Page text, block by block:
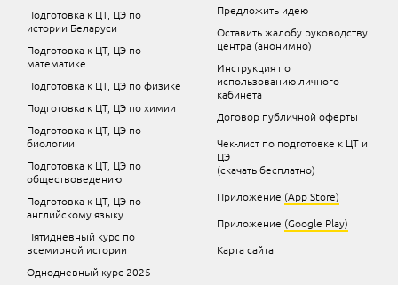
Подготовка к ЦТ, ЦЭ по
истории Беларуси
Подготовка к ЦТ, ЦЭ по
математике
Подготовка к ЦТ, ЦЭ по физике
Подготовка к ЦТ, ЦЭ по химии
Подготовка к ЦТ, ЦЭ по
биологии
Подготовка к ЦТ, ЦЭ по
обществоведению
Подготовка к ЦТ, ЦЭ по
английскому языку
Пятидневный курс по
всемирной истории
Однодневный курс 2025
Предложить идею
Оставить жалобу руководству
центра (анонимно)
Инструкция по
использованию личного
кабинета
Договор публичной оферты
Чек-лист по подготовке к ЦТ и
ЦЭ
(скачать бесплатно)
Приложение (App Store)
Приложение (Google Play)
Карта сайта